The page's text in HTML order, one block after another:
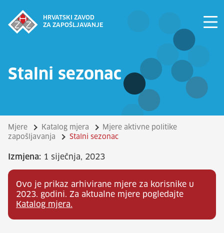
HRVATSKI ZAVOD
ZA ZAPOŠLJAVANJE
Stalni sezonac
Mjere Katalog mjera
Mjere aktivne politike
zapošljavanja
Stalni sezonac
Izmjena: 1 siječnja, 2023
Ovo je prikaz arhivirane mjere za korisnike u
2023. godini. Za aktualne mjere pogledajte
Katalog mjera.